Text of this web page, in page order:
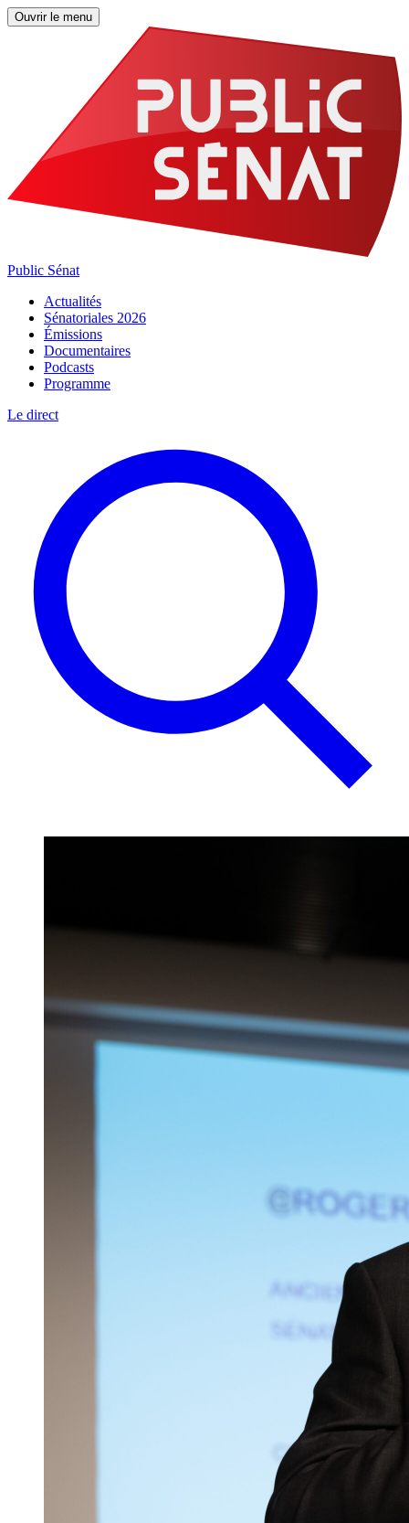
Ouvrir le menu
Public Sénat
Actualités
Sénatoriales 2026
Émissions
Documentaires
Podcasts
Programme
Le direct